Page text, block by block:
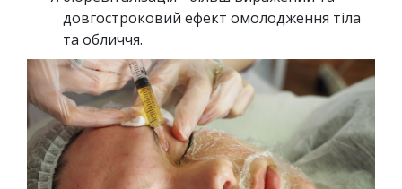
довгостроковий ефект омолодження тіла
та обличчя.